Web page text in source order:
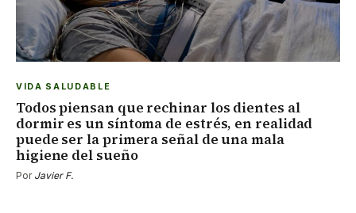
VIDA SALUDABLE
Todos piensan que rechinar los dientes al
dormir es un síntoma de estrés, en realidad
puede ser la primera señal de una mala
higiene del sueño
Por Javier F.